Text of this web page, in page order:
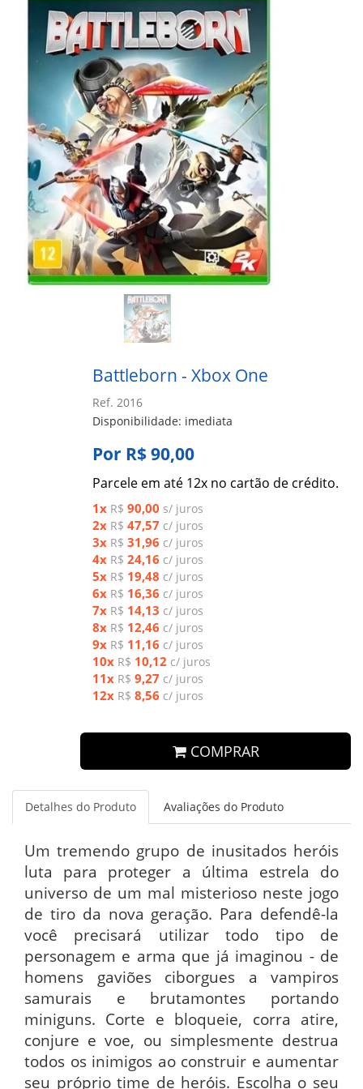
Battleborn - Xbox One
Ref. 2016
Disponibilidade: imediata
Por R$ 90,00
Parcele em até 12x no cartão de crédito.
1x R$ 90,00 s/ juros
2x R$ 47,57 c/ juros
3x R$ 31,96 c/ juros
4x R$ 24,16 c/ juros
5x R$ 19,48 c/ juros
6x R$ 16,36 c/ juros
7x R$ 14,13 c/ juros
8x R$ 12,46 c/ juros
9x R$ 11,16 c/ juros
10x R$ 10,12 c/ juros
11x R$ 9,27 c/ juros
12x R$ 8,56 c/ juros
COMPRAR
Detalhes do Produto Avaliações do Produto
Um tremendo grupo de inusitados heróis
luta para proteger a última estrela do
universo de um mal misterioso neste jogo
de tiro da nova geração. Para defendê-la
você precisará utilizar todo tipo de
personagem e arma que já imaginou - de
homens gaviões ciborgues a vampiros
samurais e brutamontes portando
miniguns. Corte e bloqueie, corra atire,
conjure e voe, ou simplesmente destrua
todos os inimigos ao construir e aumentar
seu próprio time de heróis. Escolha o seu